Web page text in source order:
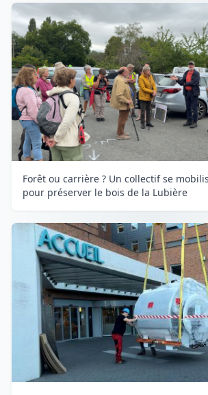
Forêt ou carrière ? Un collectif se
pour préserver le bois de la Lubière